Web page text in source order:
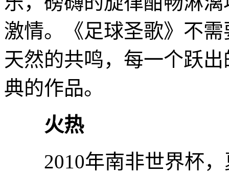
激情。《足球圣歌》不
天然的共鸣，每一个跃
典的作品。
火热
2010年南非世界杯，